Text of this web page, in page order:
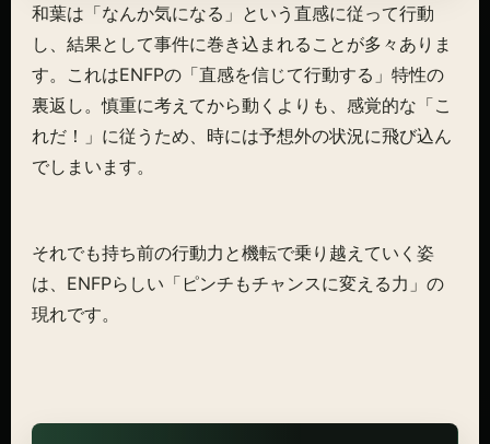
和葉は「なんか気になる」という直感に従って行動
し、結果として事件に巻き込まれることが多々ありま
す。これはENFPの「直感を信じて行動する」特性の
裏返し。慎重に考えてから動くよりも、感覚的な「こ
れだ！」に従うため、時には予想外の状況に飛び込ん
でしまいます。
それでも持ち前の行動力と機転で乗り越えていく姿
は、ENFPらしい「ピンチもチャンスに変える力」の
現れです。